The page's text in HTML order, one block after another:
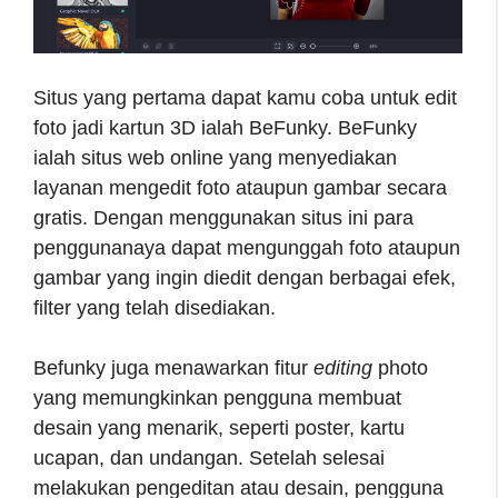
Situs yang pertama dapat kamu coba untuk edit
foto jadi kartun 3D ialah BeFunky. BeFunky
ialah situs web online yang menyediakan
layanan mengedit foto ataupun gambar secara
gratis. Dengan menggunakan situs ini para
penggunanaya dapat mengunggah foto ataupun
gambar yang ingin diedit dengan berbagai efek,
filter yang telah disediakan.
Befunky juga menawarkan fitur editing photo
yang memungkinkan pengguna membuat
desain yang menarik, seperti poster, kartu
ucapan, dan undangan. Setelah selesai
melakukan pengeditan atau desain, pengguna